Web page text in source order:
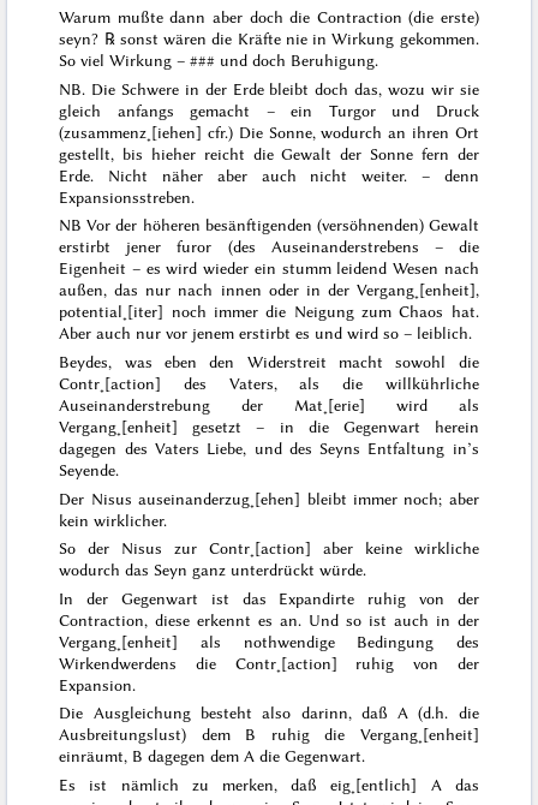
Warum mußte dann aber doch die Contraction (die erste)
seyn? ℞ sonst wären die Kräfte nie in Wirkung gekommen.
Soviel Wirkung –### und doch Beruhigung.
NB. Die Schwere in der Erde bleibt doch das, wozu wir sie
gleich anfangs gemacht – ein Turgor und Druck
(zusammenz˖[iehen] cfr.) Die Sonne, wodurch an ihren Ort
gestellt, bis hieher reicht die Gewalt der Sonne fern der
Erde. Nicht näher aber auch nicht weiter. – denn
Expansionsstreben.
NB Vor der höheren besänftigenden (versöhnenden) Gewalt
erstirbt jenerfuror (des Auseinanderstrebens – die
Eigenheit – es wird wieder ein stumm leidend Wesen nach
außen, das nur nach innen oder in der Vergang˖[enheit],
potential˖[iter] noch immer die Neigung zum Chaos hat.
Aber auch nur vor jenem erstirbt es und wird so – leiblich.
Beydes, was eben den Widerstreit macht sowohl die
Contr˖[action] des Vaters, als die willkührliche
Auseinanderstrebung der Mat˖[erie] wird als
Vergang˖[enheit] gesetzt – in die Gegenwart herein
dagegen des Vaters Liebe, und des Seyns Entfaltung in’s
Seyende.
Der Nisus auseinanderzug˖[ehen] bleibt immer noch; aber
kein wirklicher.
So der Nisus zur Contr˖[action] aber keine wirkliche
wodurch das Seyn ganz unterdrückt würde.
In der Gegenwart ist das Expandirte ruhig von der
Contraction, diese erkennt es an. Und so ist auch in der
Vergang˖[enheit] als nothwendige Bedingung des
Wirkendwerdens die Contr˖[action] ruhig von der
Expansion.
Die Ausgleichung besteht also darinn, daß A (d.h. die
Ausbreitungslust) dem B ruhig die Vergang˖[enheit]
einräumt, B dagegen dem A die Gegenwart.
Es ist nämlich zu merken, daß eig˖[entlich] A das